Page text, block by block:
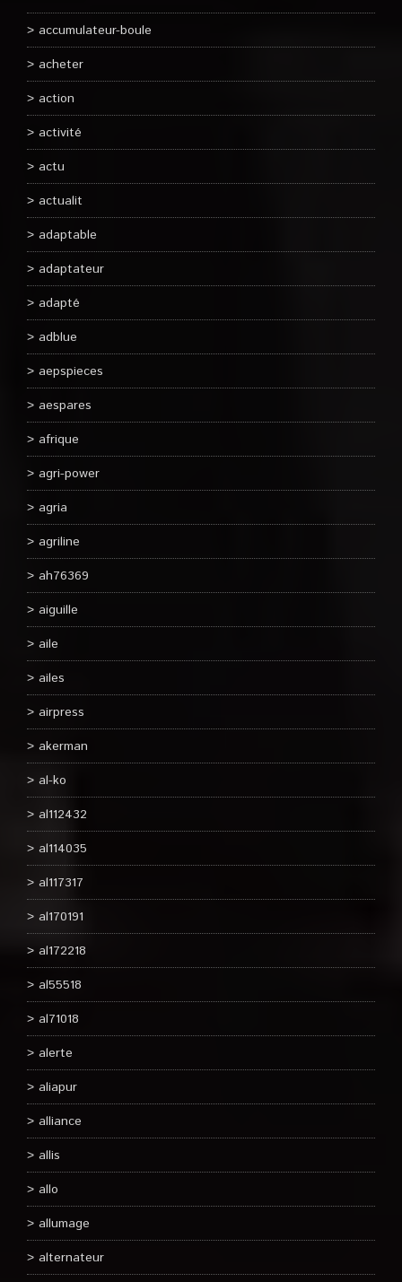
accumulateur-boule
acheter
action
activité
actu
actualit
adaptable
adaptateur
adapté
adblue
aepspieces
aespares
afrique
agri-power
agria
agriline
ah76369
aiguille
aile
ailes
airpress
akerman
al-ko
al112432
al114035
al117317
al170191
al172218
al55518
al71018
alerte
aliapur
alliance
allis
allo
allumage
alternateur